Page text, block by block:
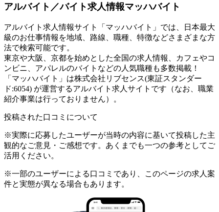
アルバイト／バイト求人情報マッハバイト
アルバイト求人情報サイト「マッハバイト」では、日本最大
級のお仕事情報を地域、路線、職種、特徴などさまざまな方
法で検索可能です。
東京や大阪、京都を始めとした全国の求人情報、カフェやコ
ンビニ、アパレルのバイトなどの人気職種も多数掲載！
「マッハバイト」は株式会社リブセンス(東証スタンダー
ド:6054) が運営するアルバイト求人サイトです（なお、職業
紹介事業は行っておりません）。
投稿された口コミについて
※実際に応募したユーザーが当時の内容に基いて投稿した主
観的なご意見・ご感想です。あくまでも一つの参考としてご
活用ください。
※一部のユーザーによる口コミであり、このページの求人案
件と実態が異なる場合もあります。